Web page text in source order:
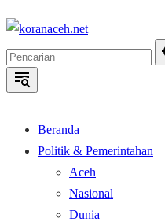
Langsung
konten
Beranda
Politik & Pemerintahan
Aceh
Nasional
Dunia